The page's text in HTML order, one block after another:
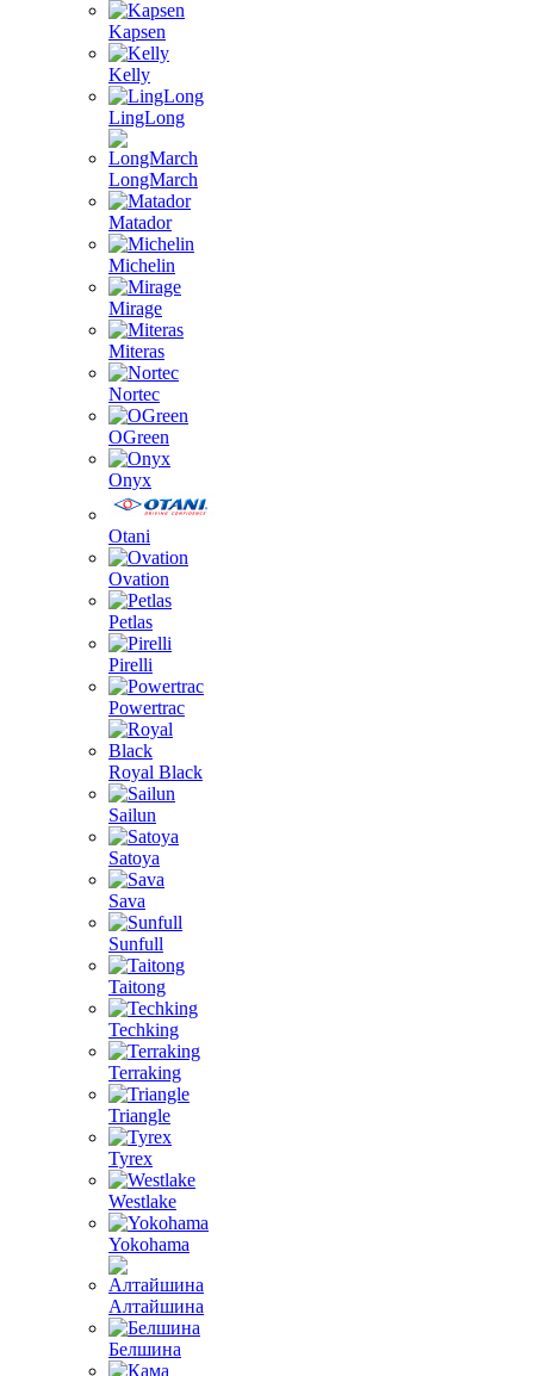
Kapsen
Kelly
LingLong
LongMarch
Matador
Michelin
Mirage
Miteras
Nortec
OGreen
Onyx
Otani
Ovation
Petlas
Pirelli
Powertrac
Royal Black
Sailun
Satoya
Sava
Sunfull
Taitong
Techking
Terraking
Triangle
Tyrex
Westlake
Yokohama
Алтайшина
Белшина